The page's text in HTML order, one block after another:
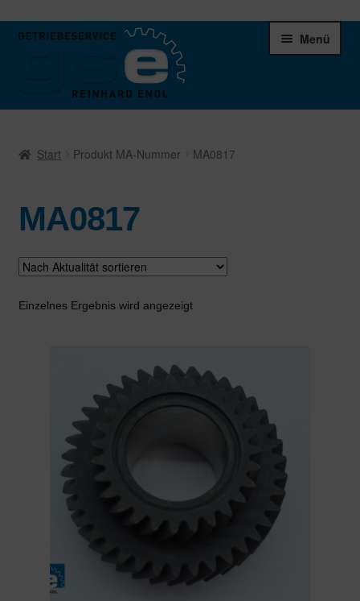
Zur
Zum
Menü
Schaltgetriebe
Verteilergetriebe
Warenkorb
Start Produkt MA-Nummer MA0817
MA0817
Einzelnes Ergebnis wird angezeigt